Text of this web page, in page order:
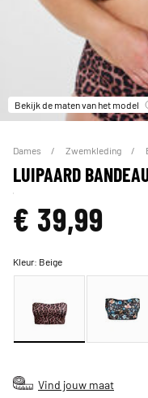
Bekijk de maten van het model
Dames Zwemkleding
LUIPAARD
€ 39,99
Kleur: Beige
Vind jouw maat